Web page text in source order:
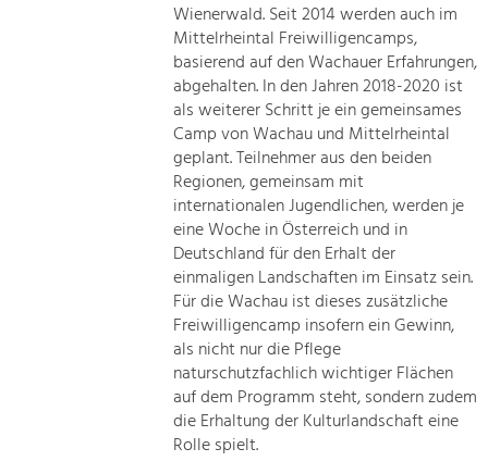
Steigerung regionaler Wertschöpfung
Wienerwald. Seit 2014 werden auch im
Mittelrheintal Freiwilligencamps,
basierend auf den Wachauer Erfahrungen,
abgehalten. In den Jahren 2018-2020 ist
als weiterer Schritt je ein gemeinsames
Camp von Wachau und Mittelrheintal
geplant. Teilnehmer aus den beiden
Regionen, gemeinsam mit
internationalen Jugendlichen, werden je
eine Woche in Österreich und in
Deutschland für den Erhalt der
einmaligen Landschaften im Einsatz sein.
Für die Wachau ist dieses zusätzliche
Freiwilligencamp insofern ein Gewinn,
als nicht nur die Pflege
naturschutzfachlich wichtiger Flächen
auf dem Programm steht, sondern zudem
die Erhaltung der Kulturlandschaft eine
Rolle spielt.